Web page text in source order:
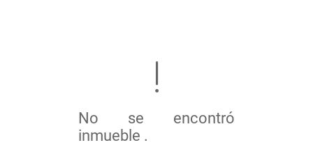
No se encontró
inmueble .